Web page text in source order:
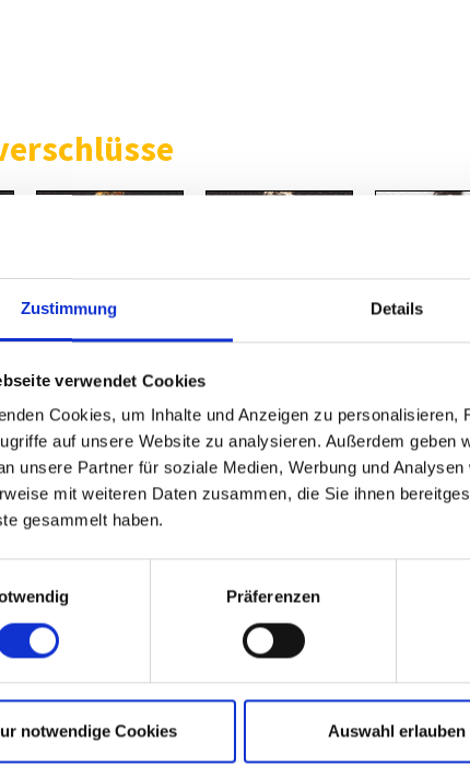
Zustimmung Details
verwendet Cookies
Cookies, um Inhalte und Anzeigen zu
auf unsere Website zu analysieren. Außerdem geben
unsere Partner für soziale Medien, Werbung und
mit weiteren Daten zusammen, die Sie ihnen
gesammelt haben.
Präferenzen
notwendige Cookies Auswahl erlauben